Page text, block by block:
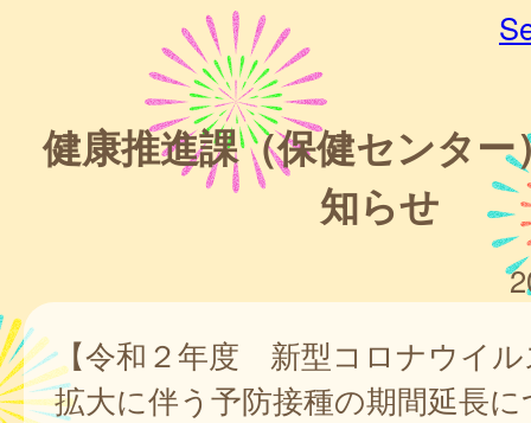
健康推進課（保健センタ
知らせ
【令和２年度 新型コロナウイル
拡大に伴う予防接種の期間延長